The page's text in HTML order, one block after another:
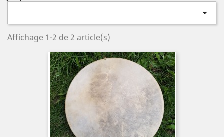

Affichage 1-2 de 2 article(s)